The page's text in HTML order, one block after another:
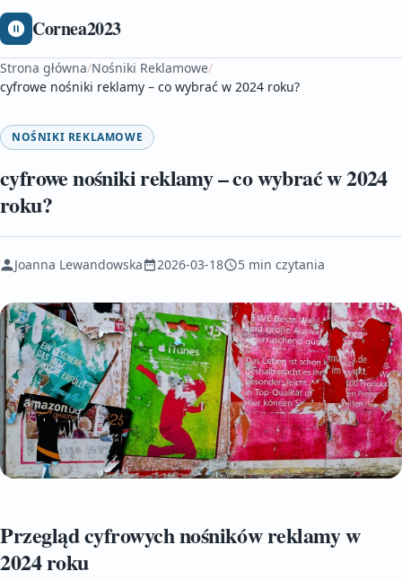
Cornea2023
Strona główna/Nośniki Reklamowe/
cyfrowe nośniki reklamy – co wybrać w 2024 roku?
NOŚNIKI REKLAMOWE
cyfrowe nośniki reklamy – co wybrać w 2024
roku?
Joanna Lewandowska 2026-03-18 5 min czytania
Przegląd cyfrowych nośników reklamy w
2024 roku